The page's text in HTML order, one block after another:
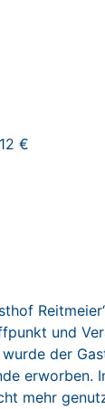
€
und
der
erworben.
mehr